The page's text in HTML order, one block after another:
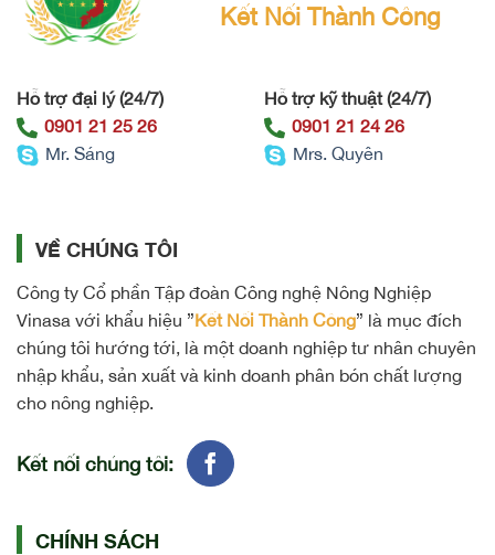
Kết Nối Thành Công
Hỗ trợ đại lý (24/7)
0901 21 25 26
Mr. Sáng
Hỗ trợ kỹ thuật (24/7)
0901 21 24 26
Mrs. Quyên
VỀ CHÚNG TÔI
Công ty Cổ phần Tập đoàn Công nghệ Nông Nghiệp
Vinasa với khẩu hiệu ”Kết Nối Thành Công” là mục đích
chúng tôi hướng tới, là một doanh nghiệp tư nhân chuyên
nhập khẩu, sản xuất và kinh doanh phân bón chất lượng
cho nông nghiệp.
Kết nối chúng tôi:
CHÍNH SÁCH